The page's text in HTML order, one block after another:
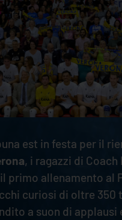
est in festa per il
, i ragazzi di Coach
primo allenamento al
curiosi di oltre 350
a suon di applausi